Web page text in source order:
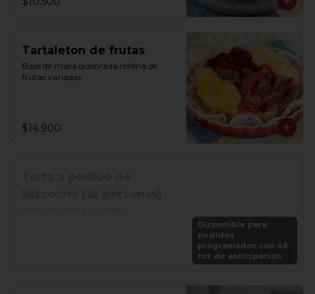
Tartaleton de frutas
Base de masa quebrada rellena de
frutas variadas
$14.900
Disponible para
pedidos
programados con 48
hrs de anticipación